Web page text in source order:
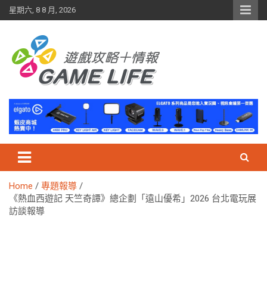
Skip
to
星期六, 8 8 月, 2026
Home
專題報導
《熱血西遊記 天竺奇譚》總企劃「遠山優希」2026 台北電玩展
訪談報導